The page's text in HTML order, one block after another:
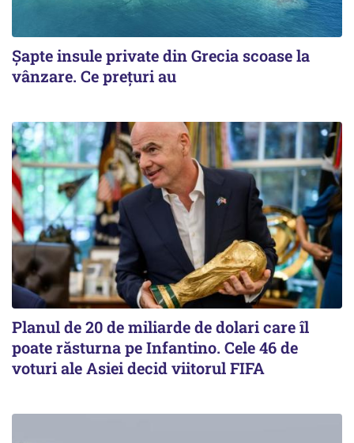
Șapte insule private din Grecia scoase la
vânzare. Ce prețuri au
Planul de 20 de miliarde de dolari care îl
poate răsturna pe Infantino. Cele 46 de
voturi ale Asiei decid viitorul FIFA